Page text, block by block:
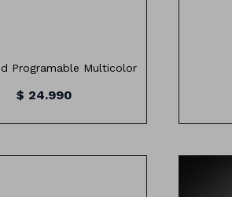
Programable Multicolor
$ 24.990